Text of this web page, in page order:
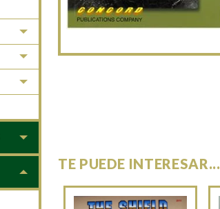
TE PUEDE INTERESAR...